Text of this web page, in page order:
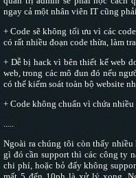
ngay cả một nhân viên IT cũng
+ Code sẽ không tối ưu vì các
có rất nhiều đoạn code thừa, làm
+ Dễ bị hack vì bên thiết kế web
web, trong các mô đun đó nếu
có thể kiểm soát toàn bộ website
+ Code không chuẩn vì chứa
Ngoài ra chúng tôi còn thấy
gì đó cần support thì các công ty
chi phí, hoặc bỏ đấy không